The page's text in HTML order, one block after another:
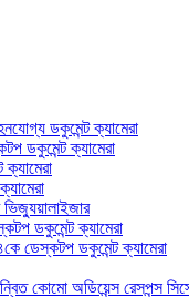
ডকুমেন্ট ক্যামেরা
ডকুমেন্ট ক্যামেরা
ডকুমেন্ট ক্যামেরা
ডেস্কটপ ডকুমেন্ট ক্যামেরা
কোমো অডিয়েন্স রেসপন্স